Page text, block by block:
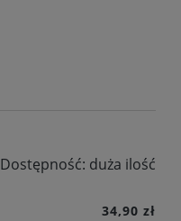
Dostępność: duża ilość
34,90 zł